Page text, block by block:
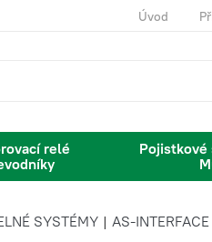
Úvod
relé
Pojistkové
SYSTÉMY | AS-INTERFACE